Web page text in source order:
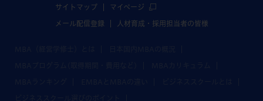
サイトマップ マイページ
メール配信登録 人材育成・採用担当者の皆様